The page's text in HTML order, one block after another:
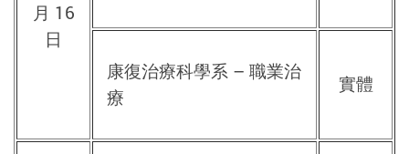
月 16
日
康復治療科學系 – 職業治
療
實體